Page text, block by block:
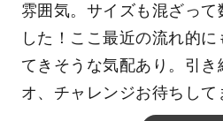
雰囲気。サイズも混ざって
した！ここ最近の流れ的
てきそうな気配あり。引
オ、チャレンジお待ちして